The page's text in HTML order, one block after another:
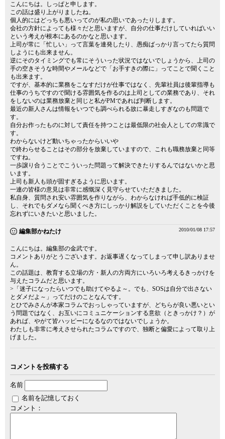
こんにちは。しっぱと申します。
この話は盛り上がりましたね。
個人的にはどっちも悪いってのが私の思いであったりします。
会社の方針によっても様々だと思いますが、自分の仕事だけしていればいい
という考えが根本にあるのかなと思います。
上司が常に「忙しい」って言葉を連発したり、愚痴ばっかり言ってたら質問
しようにも出来ません。
逆にそのタイミングでも常にそういった状況ではないでしょうから、上司の
手の空きそうな時間やメールなどで「お手すきの際に」ってことで聞くこと
も出来ます。
ですが、基本的に業務をこなすだけが仕事ではなく、先輩社員は後輩指導も
仕事のうちですので聞ける雰囲気を作るのは上司としての業務であり、それ
をしないのは業務放棄と同じと私がPMであれば判断します。
最近の新人さんは情報をいつでも調べられる故に暴走しすぎなのも問題で
す。
自分お作ったものに対して責任を持つことは最低限の社会人としての常識で
す。
わからないけど動いちゃったからいいや
で終わらせることはその部分を放棄していますので、これも職務放棄と同等
ですね。
一歩譲り合うことでこういった問題って解決できたりするんではないかと思
います。
上司も新人も頭が固すぎるように思います。
一連の皆様の意見は非常に感慨深く見守らせていただきました。
私自身、質問され安い雰囲気を作りながら、わからなければ手低的に検証
し、それでもダメなら聞くべき方にしっかり解説をしていただくことを今後
忘れずにいきたいと思いました。
編集部かねたけ 2010/01/08 17:57
こんにちは。編集部の金武です。
コメントありがとうございます。お返事遅くなってしまって申し訳ありませ
ん。
この話題は、教育する立場の方・新人の方両方にいろいろ考えるきっかけを
与えたコラムだと思います。
>「迷子になったらいつでも助けてやるよ～。でも、SOSは自分で出さない
とダメだよ～」ってだけのことなんです。
とひでみさんが本家コラムでおっしゃっていますが、どちらが良い悪いとい
う問題ではなく、お互いにコミュニケーションする意欲（ときっかけ？）が
あれば、やがて皆ハッピーになるなのではないでしょうか。
わたしも非常に考えさせられたコラムですので、独断と偏愛によって取り上
げました。
コメントを投稿する
名前
名前を記憶しておく
コメント：